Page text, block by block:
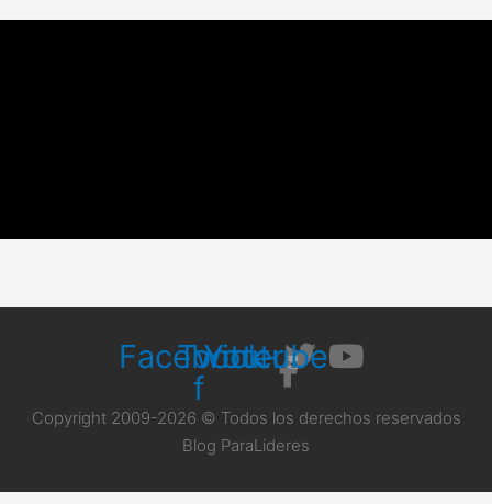
Facebook-
f
Twitter
Youtube
Copyright 2009-2026 © Todos los derechos reservados
Blog ParaLideres